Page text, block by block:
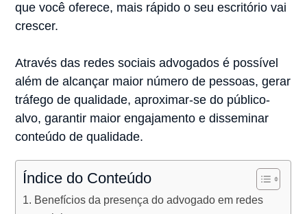
que você oferece, mais rápido o seu escritório vai
crescer.⠀
Através das redes sociais advogados é possível
além de alcançar maior número de pessoas, gerar
tráfego de qualidade, aproximar-se do público-
alvo, garantir maior engajamento e disseminar
conteúdo de qualidade. ⠀
Índice do Conteúdo
Benefícios da presença do advogado em redes